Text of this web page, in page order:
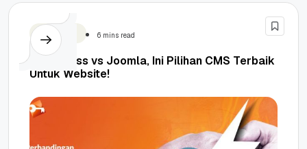
WordPress 6 mins read
WordPress vs Joomla, Ini Pilihan CMS Terbaik
Untuk Website!